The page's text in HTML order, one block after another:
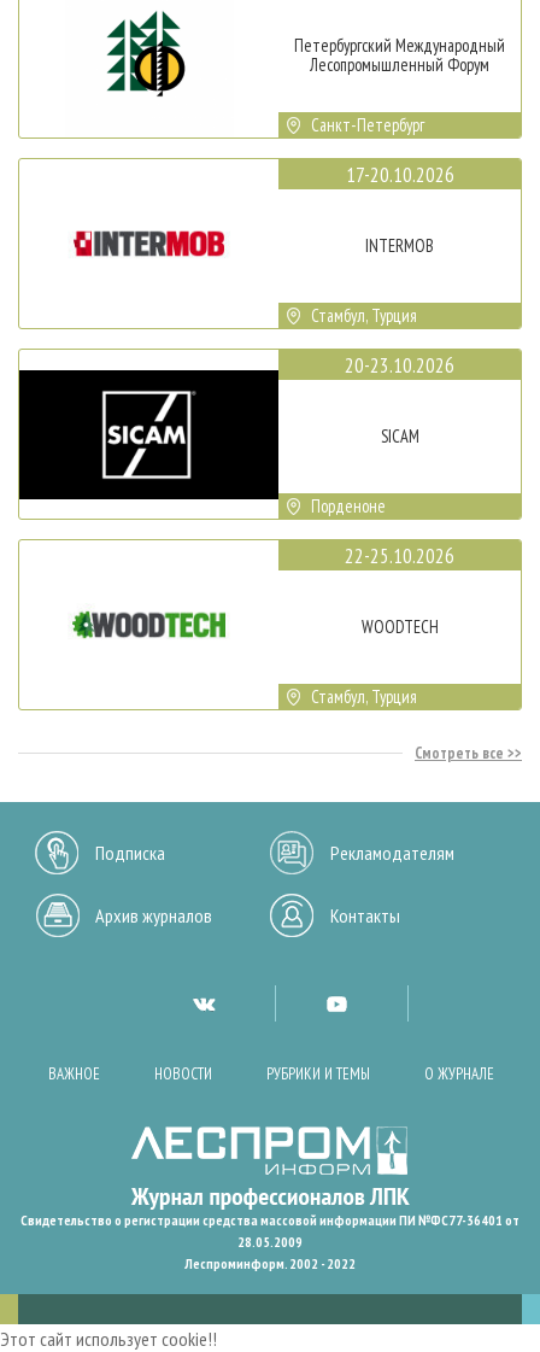
Петербургский Международный
Лесопромышленный Форум
Санкт-Петербург
17-20.10.2026
INTERMOB
Стамбул, Турция
20-23.10.2026
SICAM
Порденоне
22-25.10.2026
WOODTECH
Стамбул, Турция
Смотреть все
Подписка Рекламодателям
Архив журналов Контакты
ВАЖНОЕ НОВОСТИ РУБРИКИ И ТЕМЫ О ЖУРНАЛЕ
Свидетельство о регистрации средства массовой информации ПИ №ФС77-36401 от
28.05.2009
Леспроминформ. 2002 - 2022
Этот сайт использует cookie!!